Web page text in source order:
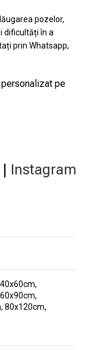
pozelor,
dificultăți în a
prin Whatsapp,
pe
| Instagram
80x120cm,